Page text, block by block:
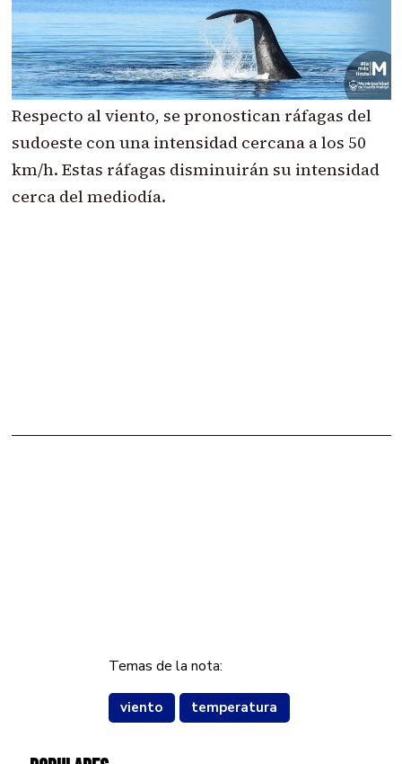
Respecto al viento, se pronostican ráfagas del
sudoeste con una intensidad cercana a los 50
km/h. Estas ráfagas disminuirán su intensidad
cerca del mediodía.
Temas de la nota:
viento temperatura